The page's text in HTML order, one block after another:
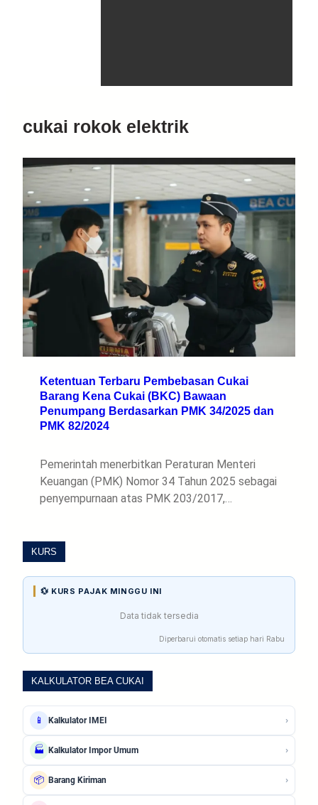
cukai rokok elektrik
Ketentuan Terbaru Pembebasan Cukai
Barang Kena Cukai (BKC) Bawaan
Penumpang Berdasarkan PMK 34/2025 dan
PMK 82/2024
Pemerintah menerbitkan Peraturan Menteri
Keuangan (PMK) Nomor 34 Tahun 2025 sebagai
penyempurnaan atas PMK 203/2017,…
KURS
💱 KURS PAJAK MINGGU INI
Data tidak tersedia
Diperbarui otomatis setiap hari Rabu
KALKULATOR BEA CUKAI
📱 Kalkulator IMEI ›
🏭 Kalkulator Impor Umum ›
📦 Barang Kiriman ›